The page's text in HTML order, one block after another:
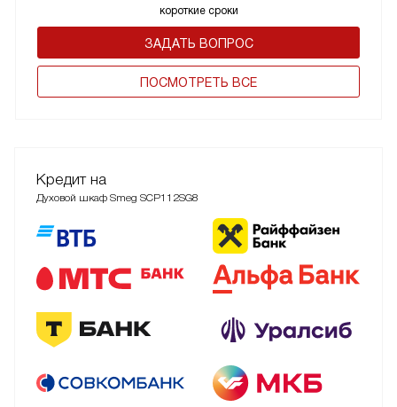
короткие сроки
ЗАДАТЬ ВОПРОС
ПОCМОТРЕТЬ ВСЕ
Кредит на
Духовой шкаф Smeg SCP112SG8